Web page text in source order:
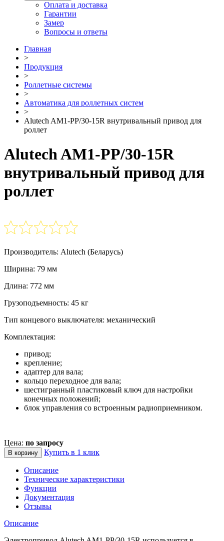
Оплата и доставка
Гарантии
Замер
Вопросы и ответы
Главная
>
Продукция
>
Роллетные системы
>
Автоматика для роллетных систем
>
Alutech AM1-PP/30-15R внутривальный привод для
роллет
Alutech AM1-PP/30-15R
внутривальный привод для
роллет
Производитель: Alutech (Беларусь)
Ширина: 79 мм
Длина: 772 мм
Грузоподъемность: 45 кг
Тип концевого выключателя: механический
Комплектация:
привод;
крепление;
адаптер для вала;
кольцо переходное для вала;
шестигранный пластиковый ключ для настройки
конечных положений;
блок управления со встроенным радиоприемником.
Цена: по запросу
В корзину Купить в 1 клик
Описание
Технические характеристики
Функции
Документация
Отзывы
Описание